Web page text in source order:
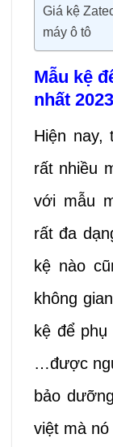
Giá kệ
máy ô tô
Mẫu kệ
nhất 2023
Hiện nay,
rất nhiều
với mẫu
rất đa
kệ nào
không
kệ để
…được
bảo
việt mà nó